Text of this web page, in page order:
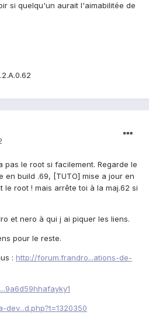
si quelqu'un aurait l'aimabilitée de
pas le root si facilement. Regarde le
en build .69, [TUTO] mise a jour en
le root ! mais arrête toi à la maj.62 si
et nero à qui j ai piquer les liens.
pour le reste.
: http://forum.frandro...ations-de-
dev...d.php?t=1320350